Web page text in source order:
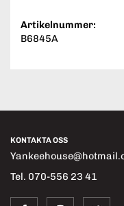
Artikelnummer:
B6845A
KONTAKTA OSS
Tel. 070-556 23 41